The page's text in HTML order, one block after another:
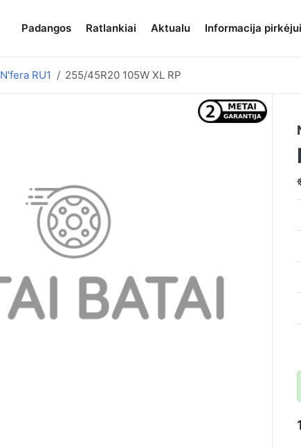
Padangos Ratlankiai Aktualu Informacija pirkėjui
N'fera RU1 255/45R20 105W XL RP